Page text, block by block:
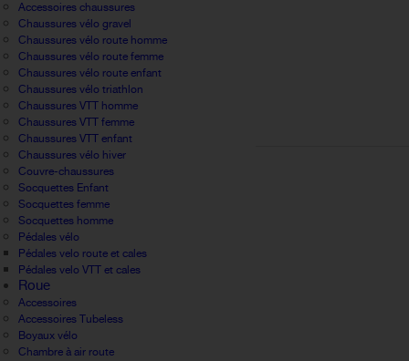
Accessoires chaussures
Chaussures vélo gravel
Chaussures vélo route homme
Chaussures vélo route femme
Chaussures vélo route enfant
Chaussures vélo triathlon
Chaussures VTT homme
Chaussures VTT femme
Chaussures VTT enfant
Chaussures vélo hiver
Couvre-chaussures
Socquettes Enfant
Socquettes femme
Socquettes homme
Pédales vélo
Pédales velo route et cales
Pédales velo VTT et cales
Roue
Accessoires
Accessoires Tubeless
Boyaux vélo
Chambre à air route